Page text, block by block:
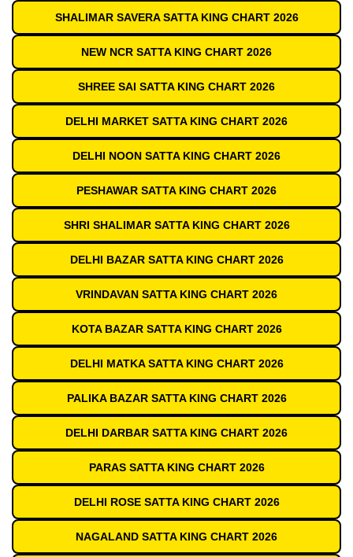
SHALIMAR SAVERA SATTA KING CHART 2026
NEW NCR SATTA KING CHART 2026
SHREE SAI SATTA KING CHART 2026
DELHI MARKET SATTA KING CHART 2026
DELHI NOON SATTA KING CHART 2026
PESHAWAR SATTA KING CHART 2026
SHRI SHALIMAR SATTA KING CHART 2026
DELHI BAZAR SATTA KING CHART 2026
VRINDAVAN SATTA KING CHART 2026
KOTA BAZAR SATTA KING CHART 2026
DELHI MATKA SATTA KING CHART 2026
PALIKA BAZAR SATTA KING CHART 2026
DELHI DARBAR SATTA KING CHART 2026
PARAS SATTA KING CHART 2026
DELHI ROSE SATTA KING CHART 2026
NAGALAND SATTA KING CHART 2026